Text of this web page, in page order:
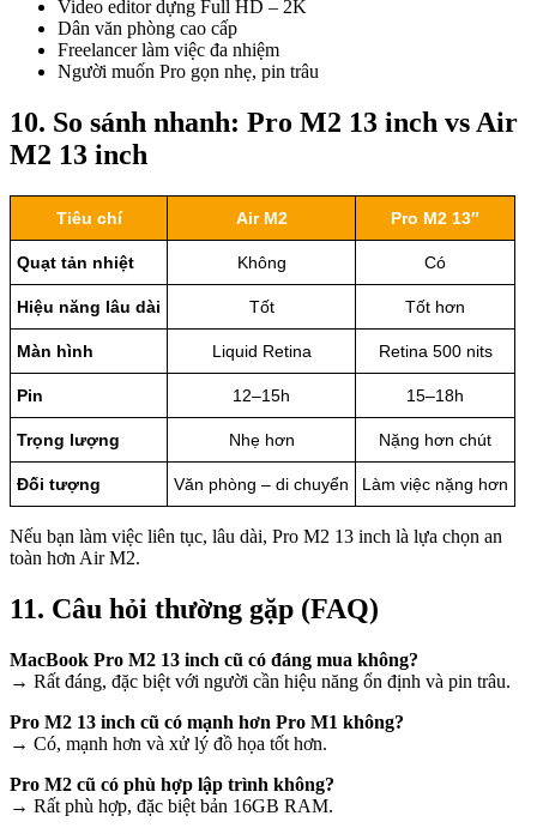
Video editor dựng Full HD – 2K
Dân văn phòng cao cấp
Freelancer làm việc đa nhiệm
Người muốn Pro gọn nhẹ, pin trâu
10. So sánh nhanh: Pro M2 13 inch vs Air
M2 13 inch
Tiêu chí Air M2 Pro M2 13″
Quạt tản nhiệt Không Có
Hiệu năng lâu dài Tốt Tốt hơn
Màn hình Liquid Retina Retina 500 nits
Pin 12–15h 15–18h
Trọng lượng Nhẹ hơn Nặng hơn chút
Đối tượng Văn phòng – di chuyển Làm việc nặng hơn
Nếu bạn làm việc liên tục, lâu dài, Pro M2 13 inch là lựa chọn an
toàn hơn Air M2.
11. Câu hỏi thường gặp (FAQ)
MacBook Pro M2 13 inch cũ có đáng mua không?
→ Rất đáng, đặc biệt với người cần hiệu năng ổn định và pin trâu.
Pro M2 13 inch cũ có mạnh hơn Pro M1 không?
→ Có, mạnh hơn và xử lý đồ họa tốt hơn.
Pro M2 cũ có phù hợp lập trình không?
→ Rất phù hợp, đặc biệt bản 16GB RAM.